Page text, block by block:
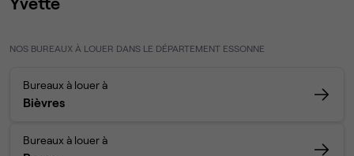
NOS BUREAUX À LOUER DANS LE DÉPARTEMENT ESSONNE
Bureaux à louer à
Bièvres
Bureaux à louer à